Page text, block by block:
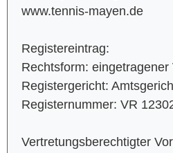
www.tennis-mayen.de
Registereintrag:
Rechtsform: eingetragener
Registergericht:
Registernummer: VR
Vertretungsberechtigter